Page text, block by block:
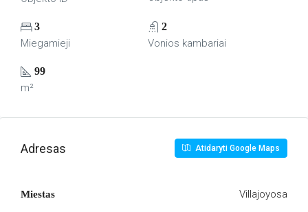
3
Miegamieji
2
Vonios kambariai
99
m²
Adresas Atidaryti Google Maps
Miestas Villajoyosa